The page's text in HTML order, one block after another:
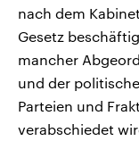
nach dem
Gesetz
mancher
und der
Parteien und
verabschiedet